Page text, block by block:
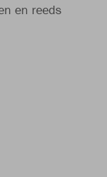
en reeds